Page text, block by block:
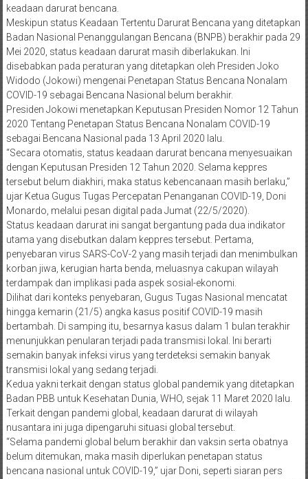
keadaan darurat bencana.
Meskipun status Keadaan Tertentu Darurat Bencana yang ditetapkan
Badan Nasional Penanggulangan Bencana (BNPB) berakhir pada 29
Mei 2020, status keadaan darurat masih diberlakukan. Ini
disebabkan pada peraturan yang ditetapkan oleh Presiden Joko
Widodo (Jokowi) mengenai Penetapan Status Bencana Nonalam
COVID-19 sebagai Bencana Nasional belum berakhir.
Presiden Jokowi menetapkan Keputusan Presiden Nomor 12 Tahun
2020 Tentang Penetapan Status Bencana Nonalam COVID-19
sebagai Bencana Nasional pada 13 April 2020 lalu.
“Secara otomatis, status keadaan darurat bencana menyesuaikan
dengan Keputusan Presiden 12 Tahun 2020. Selama keppres
tersebut belum diakhiri, maka status kebencanaan masih berlaku,”
ujar Ketua Gugus Tugas Percepatan Penanganan COVID-19, Doni
Monardo, melalui pesan digital pada Jumat (22/5/2020).
Status keadaan darurat ini sangat bergantung pada dua indikator
utama yang disebutkan dalam keppres tersebut. Pertama,
penyebaran virus SARS-CoV-2 yang masih terjadi dan menimbulkan
korban jiwa, kerugian harta benda, meluasnya cakupan wilayah
terdampak dan implikasi pada aspek sosial-ekonomi.
Dilihat dari konteks penyebaran, Gugus Tugas Nasional mencatat
hingga kemarin (21/5) angka kasus positif COVID-19 masih
bertambah. Di samping itu, besarnya kasus dalam 1 bulan terakhir
menunjukkan penularan terjadi pada transmisi lokal. Ini berarti
semakin banyak infeksi virus yang terdeteksi semakin banyak
transmisi lokal yang sedang terjadi.
Kedua yakni terkait dengan status global pandemik yang ditetapkan
Badan PBB untuk Kesehatan Dunia, WHO, sejak 11 Maret 2020 lalu.
Terkait dengan pandemi global, keadaan darurat di wilayah
nusantara ini juga dipengaruhi situasi global tersebut.
“Selama pandemi global belum berakhir dan vaksin serta obatnya
belum ditemukan, maka masih diperlukan penetapan status
bencana nasional untuk COVID-19,” ujar Doni, seperti siaran pers